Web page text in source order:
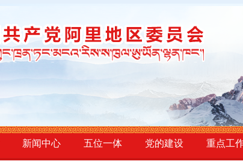
新闻中心 五位一体 党的建设 重点工